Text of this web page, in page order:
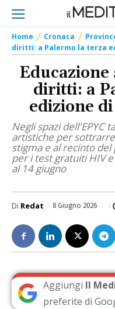
Home Cronaca
diritti: a Palermo la terza
Educazione
diritti: a
edizione
Negli spazi dell'EPYC
artistiche per
stigma e al recinto
per i test gratuiti HIV
al 14 giugno
Di Redat 8 Giugno 2026
Aggiungi Il
preferite di